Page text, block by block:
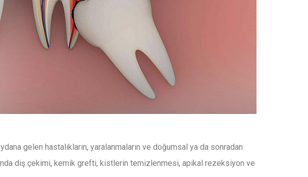
gelen hastalıkların, yaralanmaların ve doğumsal ya da sonradan
diş çekimi, kemik grefti, kistlerin temizlenmesi, apikal rezeksiyon ve